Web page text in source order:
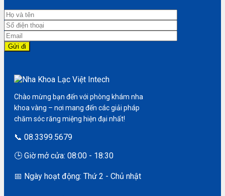
Chào mừng bạn đến với phòng khám nha
khoa vàng – nơi mang đến các giải pháp
chăm sóc răng miệng hiện đại nhất!
📞 08.3399.5679
🕒 Giờ mở cửa: 08:00 - 18:30
📅 Ngày hoạt động: Thứ 2 - Chủ nhật